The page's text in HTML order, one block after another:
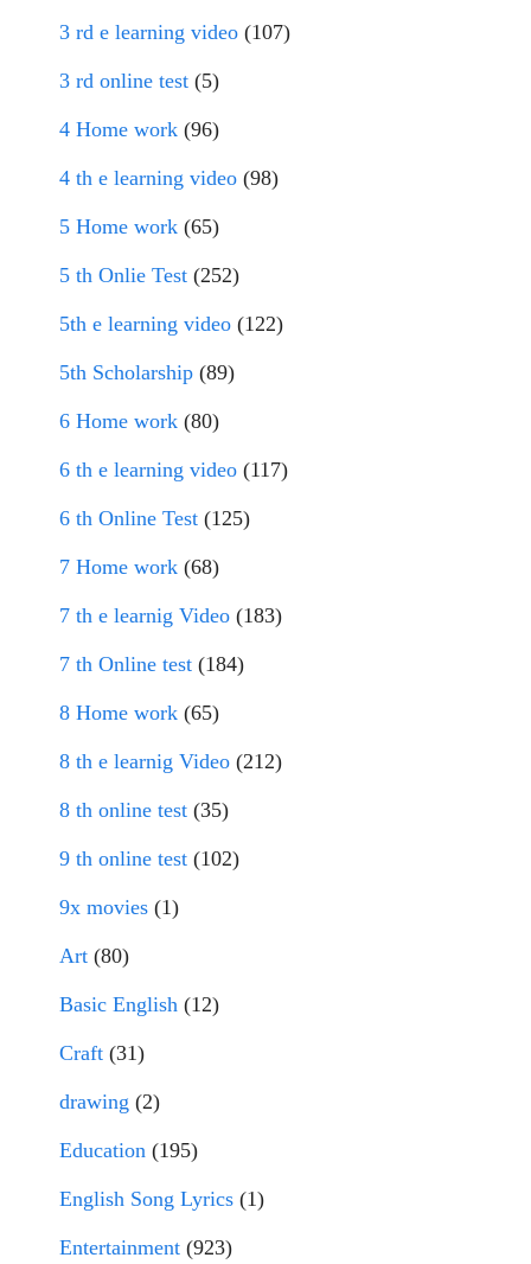
3 rd e learning video (107)
3 rd online test (5)
4 Home work (96)
4 th e learning video (98)
5 Home work (65)
5 th Onlie Test (252)
5th e learning video (122)
5th Scholarship (89)
6 Home work (80)
6 th e learning video (117)
6 th Online Test (125)
7 Home work (68)
7 th e learnig Video (183)
7 th Online test (184)
8 Home work (65)
8 th e learnig Video (212)
8 th online test (35)
9 th online test (102)
9x movies (1)
Art (80)
Basic English (12)
Craft (31)
drawing (2)
Education (195)
English Song Lyrics (1)
Entertainment (923)